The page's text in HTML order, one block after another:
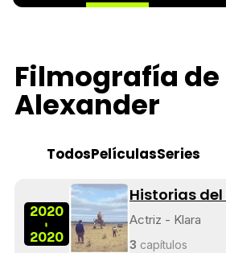
Filmografía de
Alexander
TodosPelículasSeries
2020
-
2020
Historias
Actriz - Klara
3 capítulos